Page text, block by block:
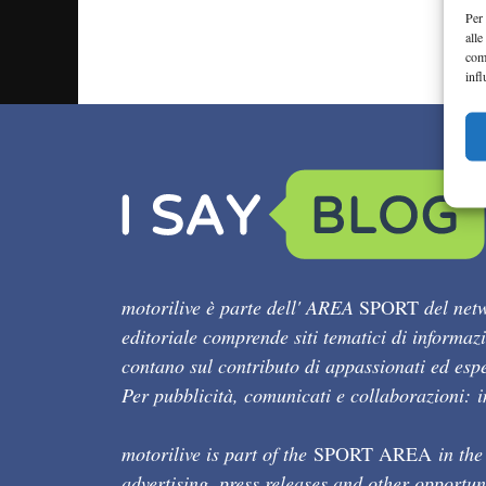
motorilive è parte dell' AREA SPORT del
editoriale comprende siti tematici di
contano sul contributo di appassionati ed
Per pubblicità, comunicati e collaborazioni:
motorilive is part of the SPORT AREA in